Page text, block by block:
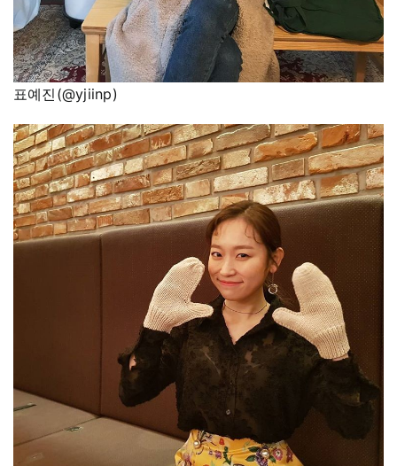
표예진(@yjiinp)